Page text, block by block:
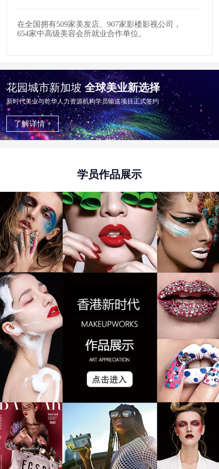
在全国拥有509家美发店、907家影楼影视公司，
654家中高级美容会所就业合作单位。
掌握
花园城市新加坡全球美业新选择
新时代美业与乾华⼈⼒资源机构学员输送项目正式签约
了解详情 +
学员作品展示